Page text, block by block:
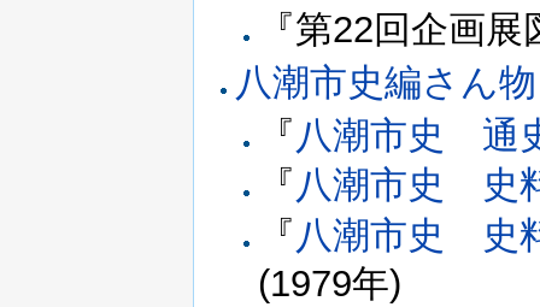
『第22回企画
八潮市史編さん物
『 八潮市史 通
『 八潮市史 史
『 八潮市史 史
(1979年)